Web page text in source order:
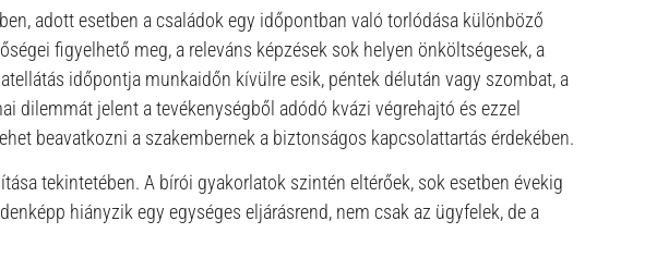
adott esetben a családok egy időpontban való torlódása különböző
figyelhető meg, a releváns képzések sok helyen önköltségesek, a
időpontja munkaidőn kívülre esik, péntek délután vagy szombat, a
dilemmát jelent a tevékenységből adódó kvázi végrehajtó és ezzel
beavatkozni a szakembernek a biztonságos kapcsolattartás érdekében.
tekintetében. A bírói gyakorlatok szintén eltérőek, sok esetben évekig
hiányzik egy egységes eljárásrend, nem csak az ügyfelek, de a